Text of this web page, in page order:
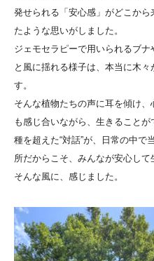
発せられる「安心感」がどこか
たような思いがしました。
ジェモセラピーで用いられるブ
と風に揺れる様子は、本当に木
す。
そんな植物たちの声に耳を傾け
も感じ合いながら、生きることが
種を超えた“対話”が、日常の中
所だからこそ、みんなが安心して
そんな風に、感じました。